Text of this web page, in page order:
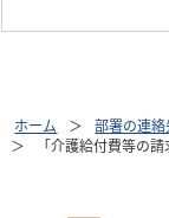
ホーム 部署の連絡
「介護給付費等の